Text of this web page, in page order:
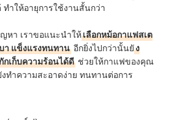
ำให้อายุการใช้งานสั้นกว่า
หา เราขอแนะนำให้เลือกหม้อกาแฟสเต
า แข็งแรงทนทาน อีกยิ่งไปกว่านั้นยัง
เก็บความร้อนได้ดี ช่วยให้กาแฟของคุณ
ทำความสะอาดง่าย ทนทานต่อการ